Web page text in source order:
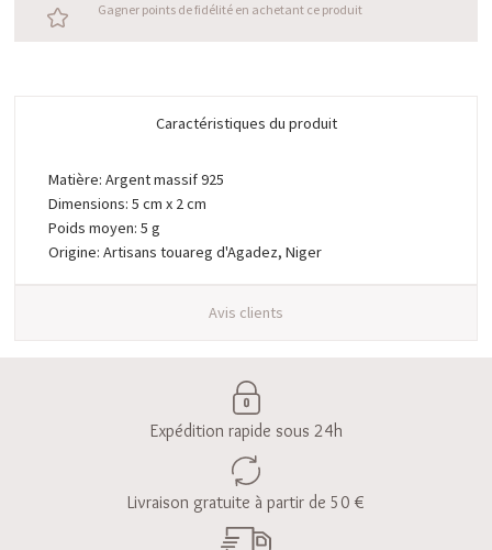
Gagner points de fidélité en achetant ce produit
Caractéristiques du produit
Matière: Argent massif 925
Dimensions: 5 cm x 2 cm
Poids moyen: 5 g
Origine: Artisans touareg d'Agadez, Niger
Avis clients
Expédition rapide sous 24h
Livraison gratuite à partir de 50 €